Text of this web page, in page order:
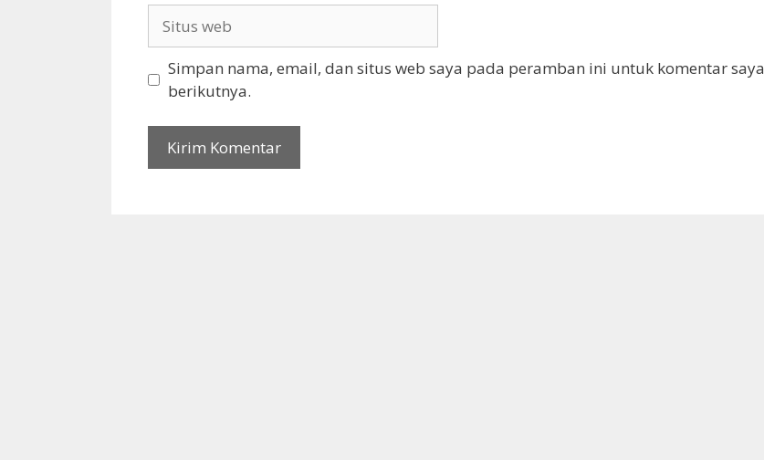
web
Simpan nama, email, dan situs web saya pada peramban ini untuk komentar saya
berikutnya.